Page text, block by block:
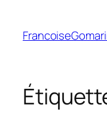
contenu